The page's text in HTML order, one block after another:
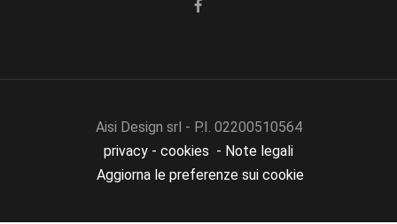
Aisi Design srl - P.I. 02200510564
privacy - cookies - Note legali
Aggiorna le preferenze sui cookie